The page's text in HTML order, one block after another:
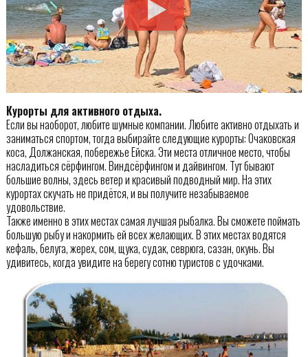
Курорты для активного отдыха.
Если вы наоборот, любите шумные компании. Любите активно отдыхать и
заниматься спортом, тогда выбирайте следующие курорты: Очаковская
коса, Должанская, побережье Ейска. Эти места отличное место, чтобы
насладиться сёрфингом. Виндсёрфингом и дайвингом. Тут бывают
большие волны, здесь ветер и красивый подводный мир. На этих
курортах скучать не придётся, и вы получите незабываемое
удовольствие.
Также именно в этих местах самая лучшая рыбалка. Вы сможете поймать
большую рыбу и накормить ей всех желающих. В этих местах водятся
кефаль, белуга, жерех, сом, щука, судак, севрюга, сазан, окунь. Вы
удивитесь, когда увидите на берегу сотню туристов с удочками.